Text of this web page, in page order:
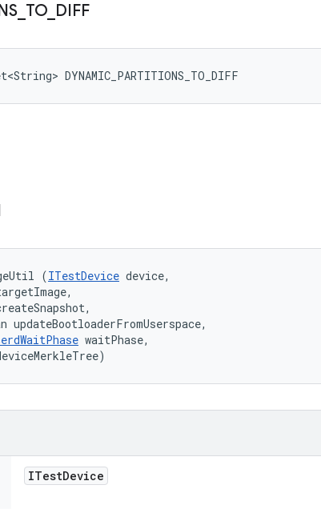
TO DIFF
DYNAMIC_PARTITIONS_TO_DIFF
(ITestDevice device,
updateBootloaderFromUserspace,
waitPhase,
ITestDevice